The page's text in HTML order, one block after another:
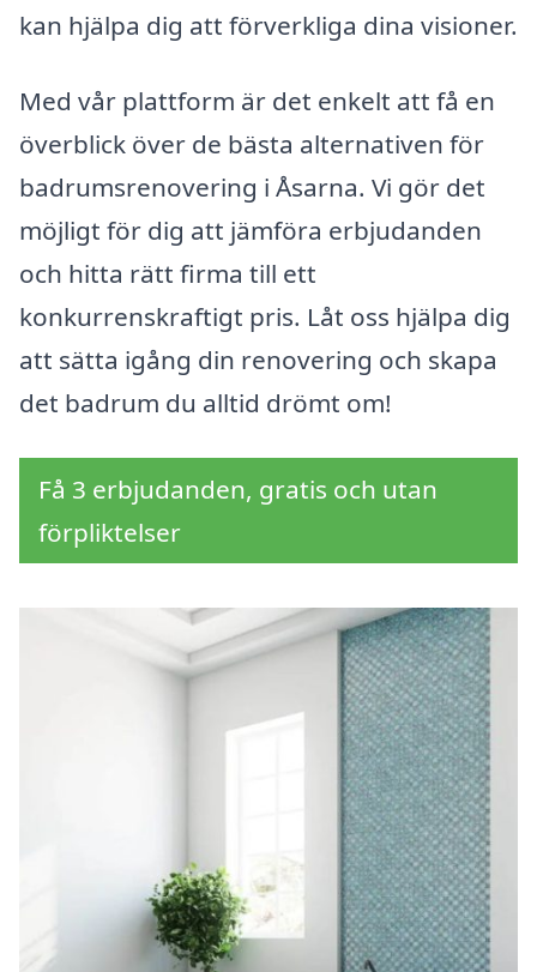
kan hjälpa dig att förverkliga dina visioner.
Med vår plattform är det enkelt att få en
överblick över de bästa alternativen för
badrumsrenovering i Åsarna. Vi gör det
möjligt för dig att jämföra erbjudanden
och hitta rätt firma till ett
konkurrenskraftigt pris. Låt oss hjälpa dig
att sätta igång din renovering och skapa
det badrum du alltid drömt om!
Få 3 erbjudanden, gratis och utan
förpliktelser